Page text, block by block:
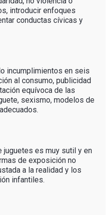
introducir enfoques
conductas cívicas y
incumplimientos en seis
al consumo, publicidad
equívoca de las
sexismo, modelos de
es muy sutil y en
de exposición no
a la realidad y los
infantiles.